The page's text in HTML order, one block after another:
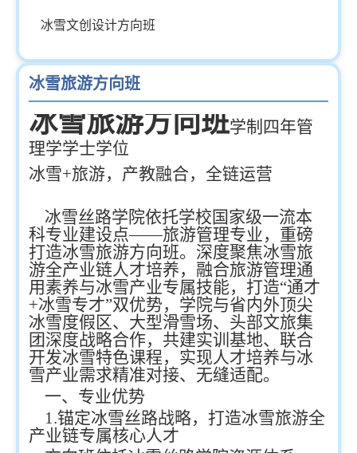
冰雪文创设计方向班
冰雪旅游方向班
冰雪旅游方向班学制四年管
理学学士学位
冰雪+旅游，产教融合， 全链运营
冰雪丝路学院依托学校国家级一流本
科专业建设点——旅游管理专业，重磅
打造冰雪旅游方向班。深度聚焦冰雪旅
游全产业链人才培养，融合旅游管理通
用素养与冰雪产业专属技能，打造“通才
+冰雪专才”双优势，学院与省内外顶尖
冰雪度假区、大型滑雪场、头部文旅集
团深度战略合作，共建实训基地、联合
开发冰雪特色课程，实现人才培养与冰
雪产业需求精准对接、无缝适配。
一、专业优势
1.锚定冰雪丝路战略，打造冰雪旅游全
产业链专属核心人才